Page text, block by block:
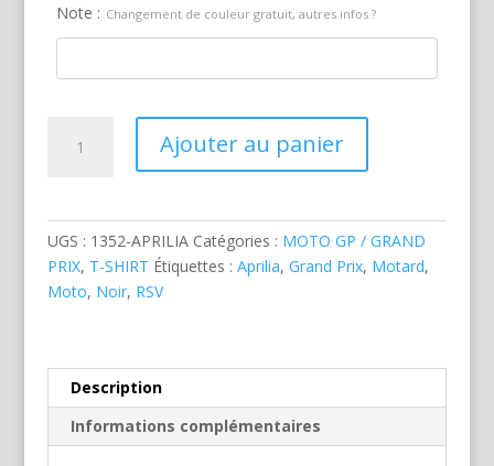
Note : Changement de couleur gratuit, autres infos ?
Ajouter au panier
UGS : 1352-APRILIA Catégories : MOTO GP / GRAND
PRIX, T-SHIRT Étiquettes : Aprilia, Grand Prix, Motard,
Moto, Noir, RSV
Description
Informations complémentaires